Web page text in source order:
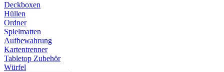
Deckboxen
Hüllen
Ordner
Spielmatten
Aufbewahrung
Kartentrenner
Tabletop Zubehör
Würfel